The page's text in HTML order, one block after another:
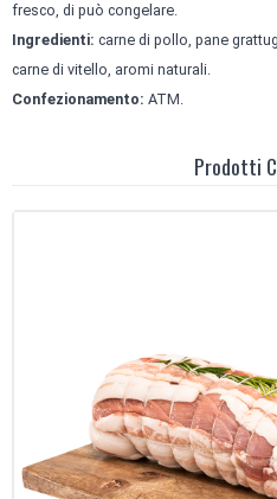
fresco, di può congelare.
Ingredienti: carne di pollo, pane
carne di vitello, aromi naturali.
Confezionamento: ATM.
Prodotti